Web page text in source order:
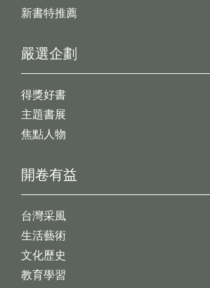
新書特推薦
開卷有益
台灣采風
生活藝術
文化歷史
教育學習
嚴選企劃
得獎好書
主題書展
焦點人物